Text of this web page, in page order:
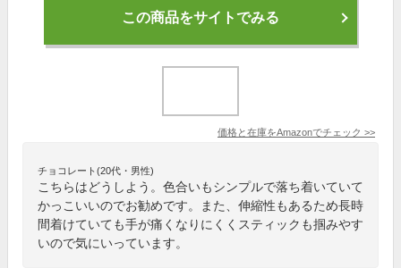
この商品をサイトでみる
価格と在庫をAmazonでチェック >>
チョコレート(20代・男性)
こちらはどうしよう。色合いもシンプルで落ち着いていて
かっこいいのでお勧めです。また、伸縮性もあるため長時
間着けていても手が痛くなりにくくスティックも掴みやす
いので気にいっています。